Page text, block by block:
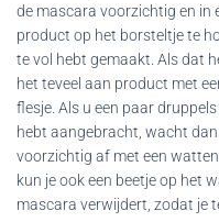
de mascara voorzichtig en in
product op het borsteltje te
te vol hebt gemaakt. Als dat
het teveel aan product met
flesje. Als u een paar
hebt aangebracht, wacht
voorzichtig af met een
kun je ook een beetje op het
mascara verwijdert, zodat je